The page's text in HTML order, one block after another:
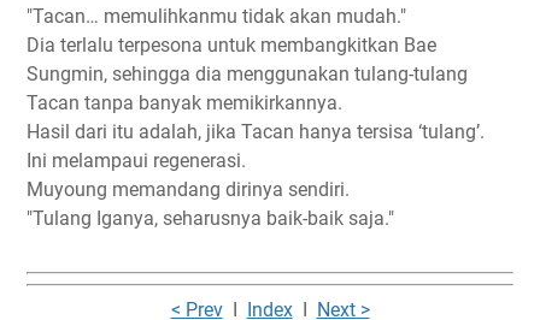
"Tacan… memulihkanmu tidak akan mudah."
Dia terlalu terpesona untuk membangkitkan Bae
Sungmin, sehingga dia menggunakan tulang-tulang
Tacan tanpa banyak memikirkannya.
Hasil dari itu adalah, jika Tacan hanya tersisa ‘tulang’.
Ini melampaui regenerasi.
Muyoung memandang dirinya sendiri.
"Tulang Iganya, seharusnya baik-baik saja."
< PrevI IndexI Next >